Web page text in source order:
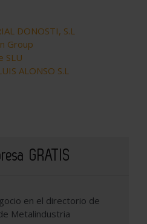
DONOSTI, S.L
Group
SLU
ALONSO S.L
GRATIS
en el directorio de
Metalindustria